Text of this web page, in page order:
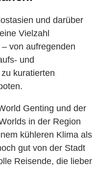
und darüber
Vielzahl
von aufregenden
und
kuratierten
Genting und der
in der Region
kühleren Klima als
gut von der Stadt
Reisende, die lieber